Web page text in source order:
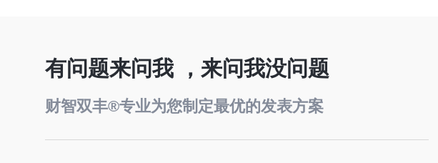
有问题来问我 ，来问我没问题
财智双丰®专业为您制定最优的发表方案